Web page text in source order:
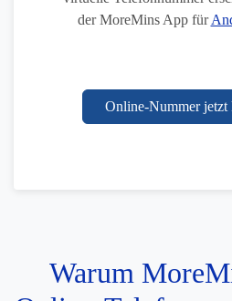
der MoreMins App für
Online-Nummer jetzt
Warum